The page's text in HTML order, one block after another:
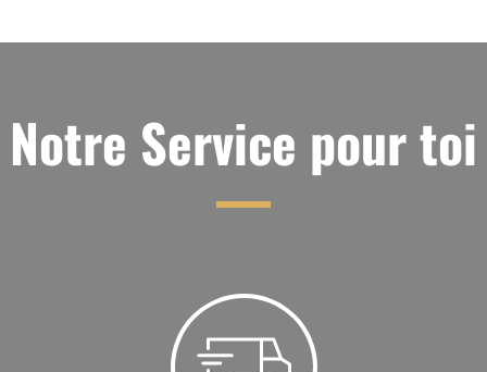
Notre Service pour toi